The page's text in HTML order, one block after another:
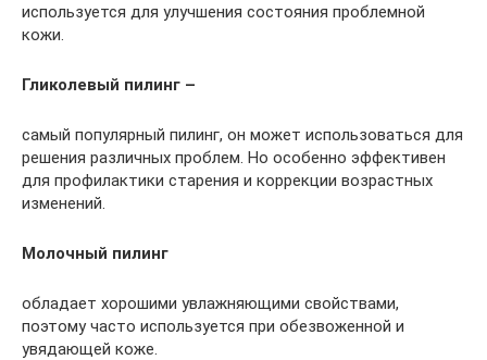
используется для улучшения состояния проблемной
кожи.
Гликолевый пилинг –
самый популярный пилинг, он может использоваться для
решения различных проблем. Но особенно эффективен
для профилактики старения и коррекции возрастных
изменений.
Молочный пилинг
обладает хорошими увлажняющими свойствами,
поэтому часто используется при обезвоженной и
увядающей коже.